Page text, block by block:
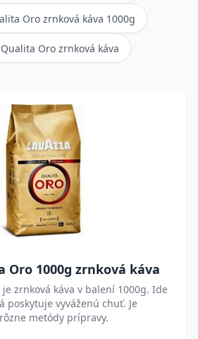
Oro zrnková káva 1000g
Oro zrnková káva
Oro 1000g zrnková káva
zrnková káva v balení 1000g. Ide
poskytuje vyváženú chuť. Je
metódy prípravy.